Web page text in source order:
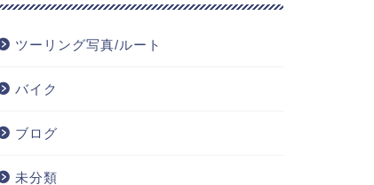
ツーリング写真/ルート
バイク
ブログ
未分類